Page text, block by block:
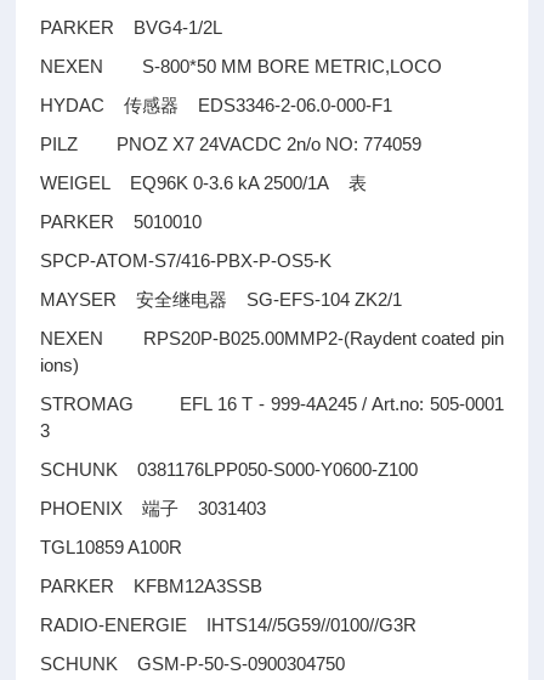
PARKER BVG4-1/2L
NEXEN S-800*50 MM BORE METRIC,LOCO
HYDAC传感器
EDS3346-2-06.0-000-F1
PILZ PNOZ X7 24VACDC 2n/o NO: 774059
WEIGEL EQ96K 0-3.6 kA 2500/1A表
PARKER 5010010
SPCP-ATOM-S7/416-PBX-P-OS5-K
MAYSER安全继电器
SG-EFS-104 ZK2/1
NEXEN RPS20P-B025.00MMP2-(Raydent coated pin
ions)
STROMAG EFL 16 T - 999-4A245 / Art.no: 505-0001
3
SCHUNK 0381176LPP050-S000-Y0600-Z100
PHOENIX端子 3031403
TGL10859 A100R
PARKER KFBM12A3SSB
RADIO-ENERGIE IHTS14//5G59//0100//G3R
SCHUNK GSM-P-50-S-0900304750